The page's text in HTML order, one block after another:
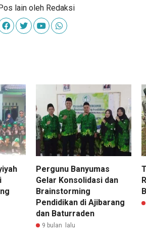
lain oleh Redaksi
Pergunu Banyumas
Gelar Konsolidasi dan
Brainstorming
Pendidikan di Ajibarang
dan Baturraden
9 bulan lalu